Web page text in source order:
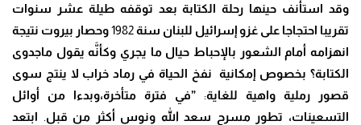
وقد استأنف حينها رحلة الكتابة بعد توقفه طيلة عشر سنوات
تقريبا احتجاجا على غزو إسرائيل للبنان سنة1982وحصار بيروت نتيجة
انهزامه أمام الشعور بالإحباط حيال ما يجري وكأنَّه يقول ماجدوى
الكتابة؟ بخصوص إمكانية نفخ الحياة في رماد خراب لا ينتج سوى
قصور رملية واهية للغاية: ”في فترة متأخرة،وبدءا من أوائل
التسعينات، تطور مسرح سعد الله ونوس أكثر من قبل
ابتعد